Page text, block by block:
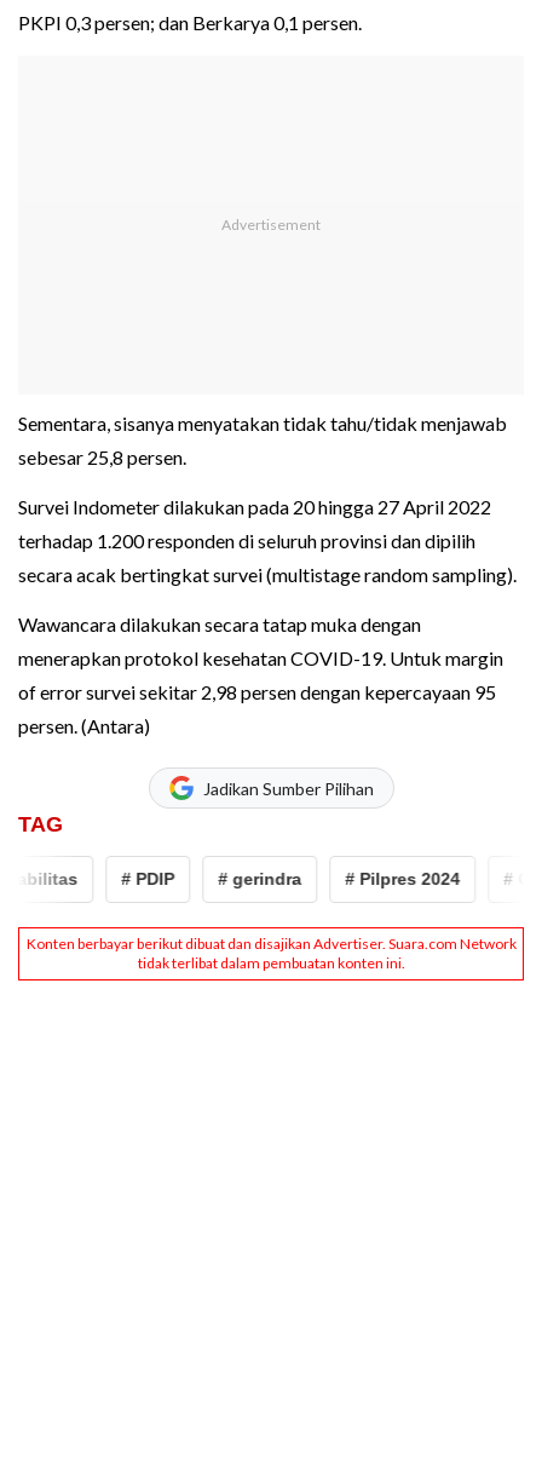
PKPI 0,3 persen; dan Berkarya 0,1 persen.
Sementara, sisanya menyatakan tidak tahu/tidak menjawab
sebesar 25,8 persen.
Survei Indometer dilakukan pada 20 hingga 27 April 2022
terhadap 1.200 responden di seluruh provinsi dan dipilih
secara acak bertingkat survei (multistage random sampling).
Wawancara dilakukan secara tatap muka dengan
menerapkan protokol kesehatan COVID-19. Untuk margin
of error survei sekitar 2,98 persen dengan kepercayaan 95
persen. (Antara)
Jadikan Sumber Pilihan
TAG
# PDIP # gerindra # Pilpres 2024 #